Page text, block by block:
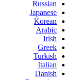
Russian
Japanese
Korean
Arabic
Irish
Greek
Turkish
Italian
Danish